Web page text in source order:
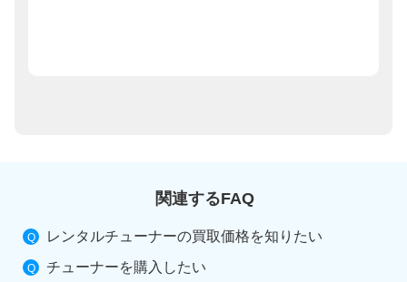
関連するFAQ
レンタルチューナーの買取価格を知りたい
チューナーを購入したい